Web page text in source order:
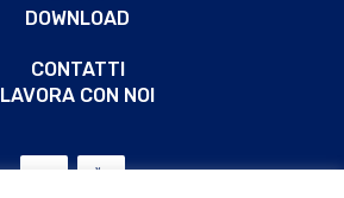
DOWNLOAD
CONTATTI
LAVORA CON NOI